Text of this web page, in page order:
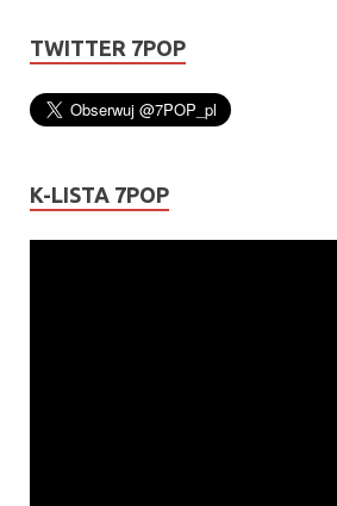
TWITTER 7POP
K-LISTA 7POP